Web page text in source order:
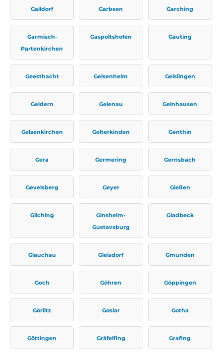
Gaildorf Garbsen Garching
Garmisch-
Partenkirchen
Gaspoltshofen Gauting
Geesthacht Geisenheim Geislingen
Geldern Gelenau Gelnhausen
Gelsenkirchen Gelterkinden Genthin
Gera Germering Gernsbach
Gevelsberg Geyer Gießen
Gilching
Ginsheim-
Gustavsburg
Gladbeck
Glauchau Gleisdorf Gmunden
Goch Göhren Göppingen
Görlitz Goslar Gotha
Göttingen Gräfelfing Grafing